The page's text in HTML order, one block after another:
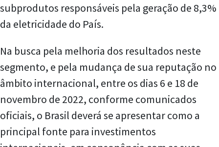
subprodutos responsáveis pela geração de 8,3%
da eletricidade do País.
Na busca pela melhoria dos resultados neste
segmento, e pela mudança de sua reputação no
âmbito internacional, entre os dias 6 e 18 de
novembro de 2022, conforme comunicados
oficiais, o Brasil deverá se apresentar como a
principal fonte para investimentos